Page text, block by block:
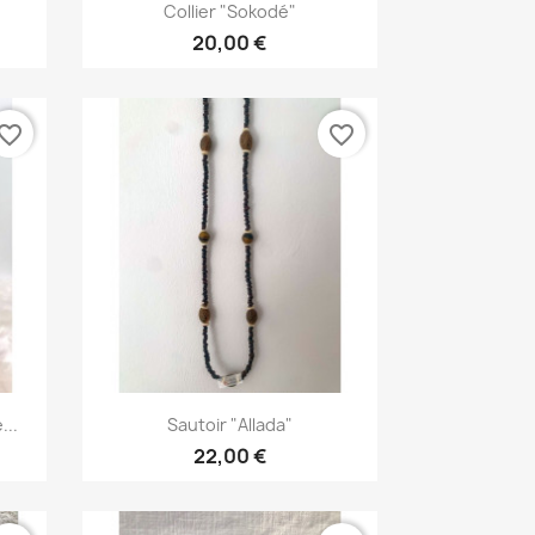

Collier "Sokodé"
20,00 €
Aperçu rapide
Sautoir "Allada"
22,00 €
favorite_border